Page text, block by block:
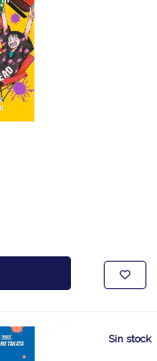
Sin stock